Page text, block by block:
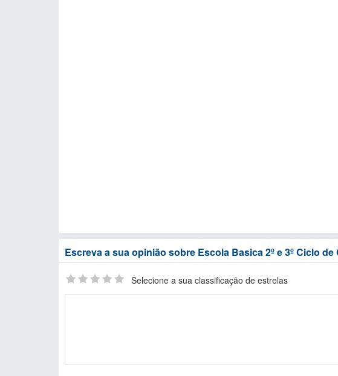
Escreva a sua opinião sobre Escola Basica 2º e 3º Ciclo de
Selecione a sua classificação de estrelas